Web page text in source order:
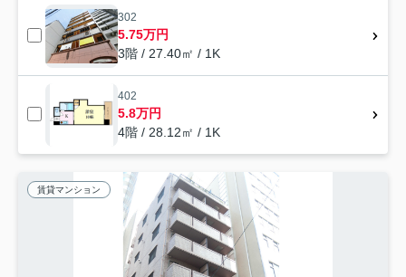
302
5.75万円
3階 / 27.40㎡ / 1K
402
5.8万円
4階 / 28.12㎡ / 1K
賃貸マンション